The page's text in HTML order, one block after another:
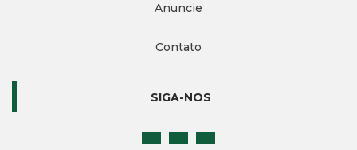
Anuncie
Contato
SIGA-NOS